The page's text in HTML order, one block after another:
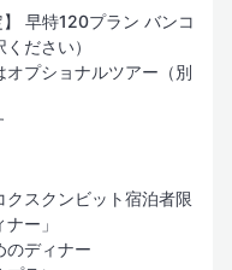
早特120プラン バンコ
ださい）
オプショナルツアー（別
クスクンビット宿泊者限
ー」
のディナー